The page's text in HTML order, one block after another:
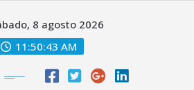
8 agosto 2026
11:50:45 AM